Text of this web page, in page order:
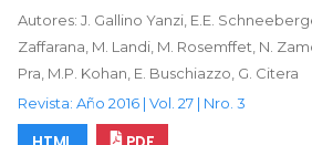
Autores: J. Gallino Yanzi, E.E.
Zaffarana, M. Landi, M. Rosemffet, N.
Pra, M.P. Kohan, E. Buschiazzo, G. Citera
Revista: Año 2016 | Vol. 27 | Nro. 3